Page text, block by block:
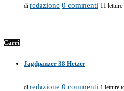
di redazione 0 commenti 11 letture
Carri
Jagdpanzer 38 Hetzer
di redazione 0 commenti 1 letture